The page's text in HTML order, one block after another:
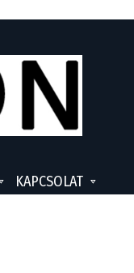
KAPCSOLAT